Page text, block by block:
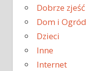
Dobrze zjeść
Dom i Ogród
Dzieci
Inne
Internet